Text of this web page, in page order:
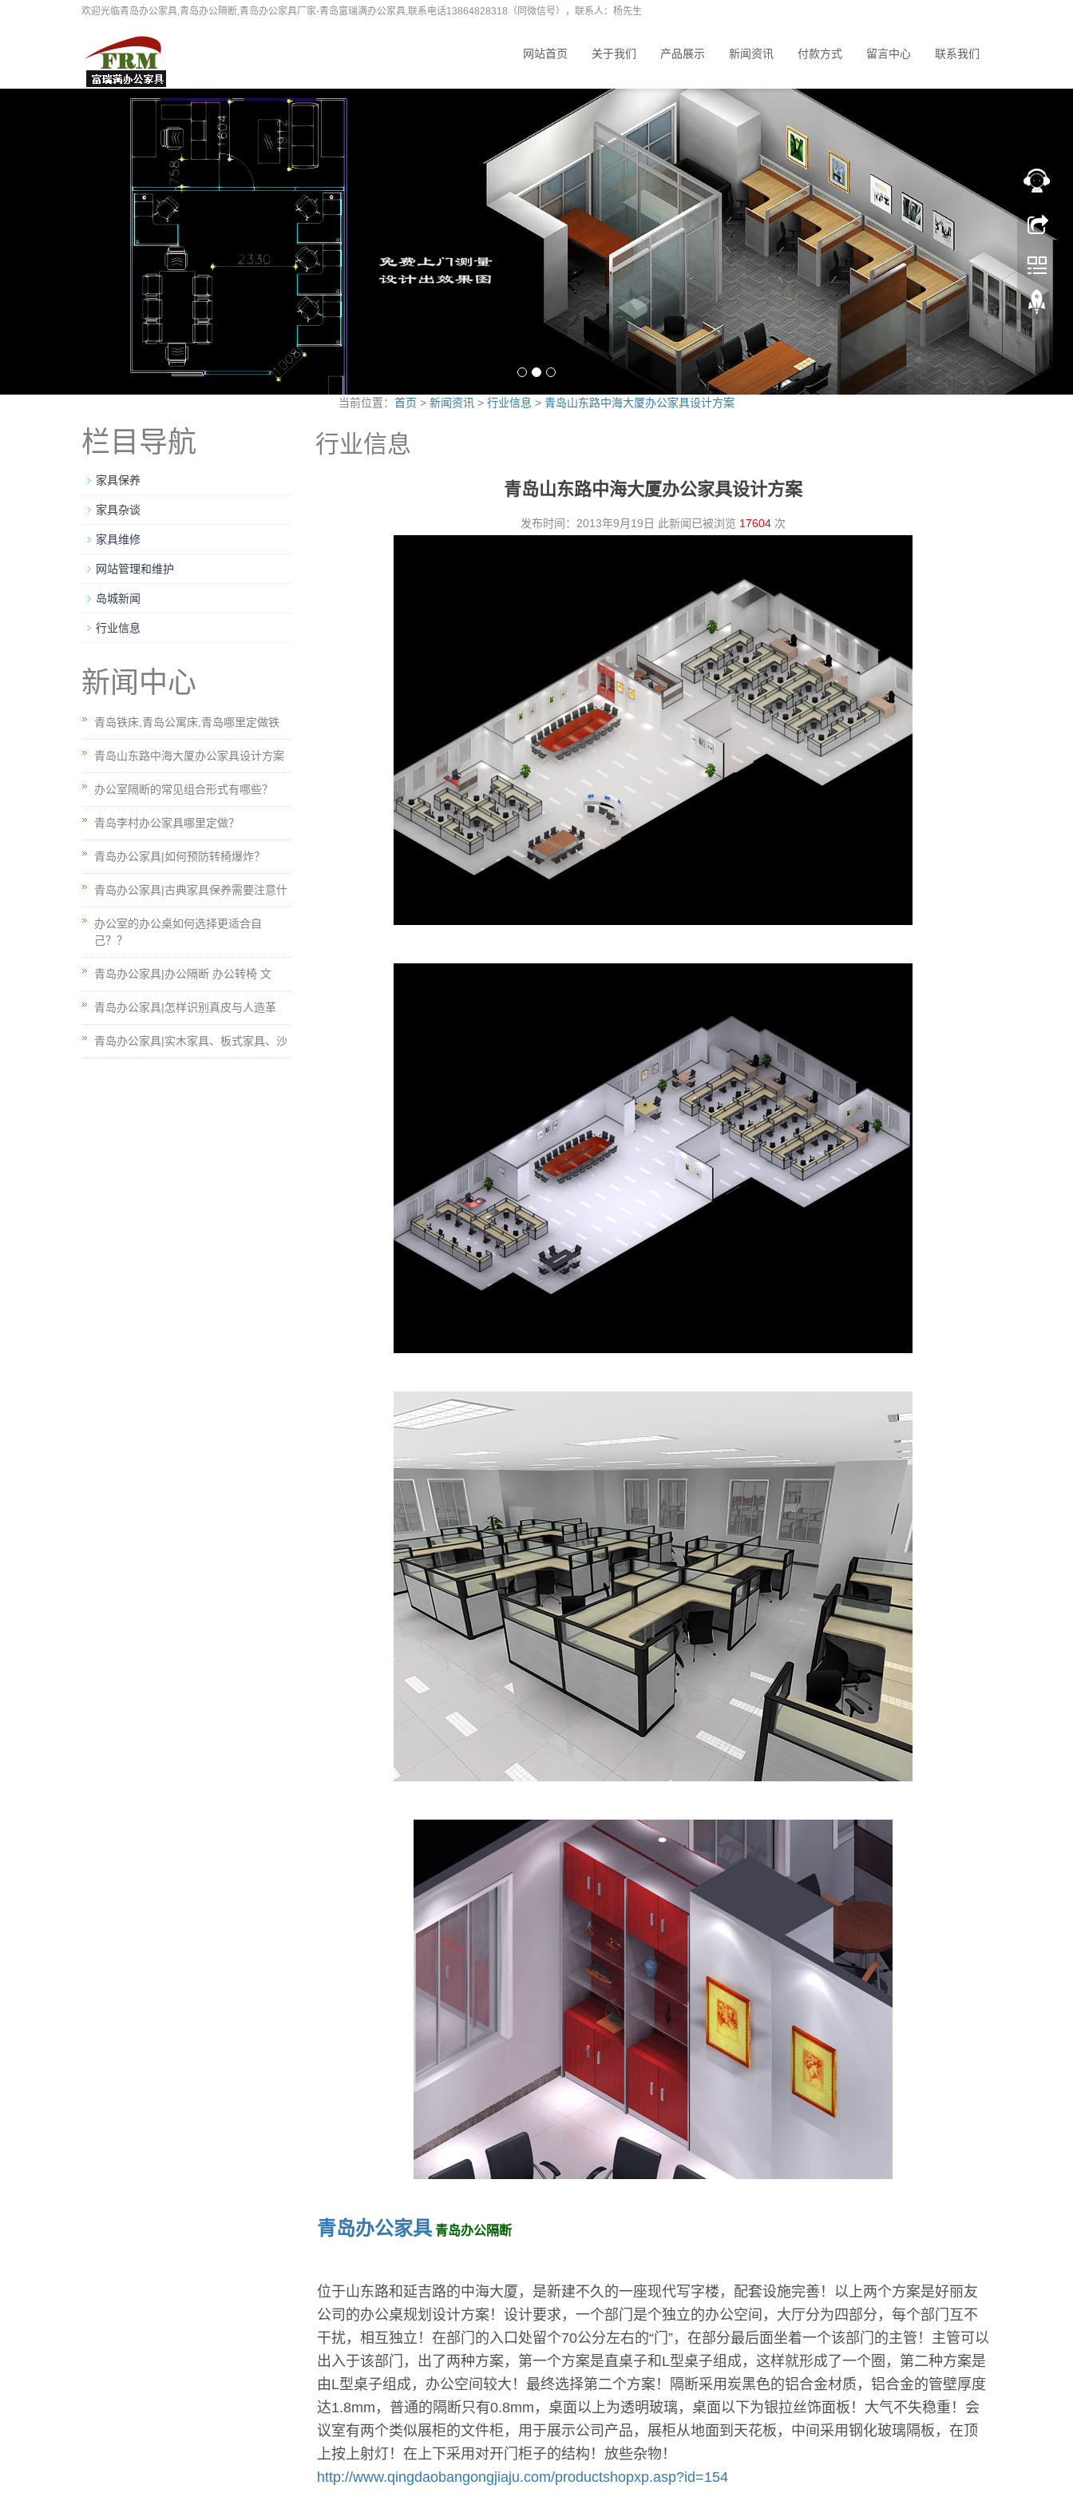
欢迎光临青岛办公家具,青岛办公隔断,青岛办公家具厂家-青岛富瑞满办公家具,联系电话13864828318（同微信号），联系人：杨先生
网站首页 关于我们 产品展示 新闻资讯 付款方式 留言中心 联系我们
当前位置： 首页 > 新闻资讯 > 行业信息 > 青岛山东路中海大厦办公家具设计方案
行业信息
青岛山东路中海大厦办公家具设计方案
发布时间：2013年9月19日 此新闻已被浏览 17604 次
青岛办公家具 青岛办公隔断
位于山东路和延吉路的中海大厦，是新建不久的一座现代写字楼，配套设施完善！以上两个方案是好丽友
公司的办公桌规划设计方案！设计要求，一个部门是个独立的办公空间，大厅分为四部分，每个部门互不
干扰，相互独立！在部门的入口处留个70公分左右的“门”，在部分最后面坐着一个该部门的主管！主管可以
出入于该部门，出了两种方案，第一个方案是直桌子和L型桌子组成，这样就形成了一个圈，第二种方案是
由L型桌子组成，办公空间较大！最终选择第二个方案！隔断采用炭黑色的铝合金材质，铝合金的管壁厚度
达1.8mm，普通的隔断只有0.8mm，桌面以上为透明玻璃，桌面以下为银拉丝饰面板！大气不失稳重！会
议室有两个类似展柜的文件柜，用于展示公司产品，展柜从地面到天花板，中间采用钢化玻璃隔板，在顶
上按上射灯！在上下采用对开门柜子的结构！放些杂物！
http://www.qingdaobangongjiaju.com/productshopxp.asp?id=154
栏目导航
家具保养
家具杂谈
家具维修
网站管理和维护
岛城新闻
行业信息
新闻中心
青岛铁床,青岛公寓床,青岛哪里定做铁
青岛山东路中海大厦办公家具设计方案
办公室隔断的常见组合形式有哪些？
青岛李村办公家具哪里定做？
青岛办公家具|如何预防转椅爆炸？
青岛办公家具|古典家具保养需要注意什
办公室的办公桌如何选择更适合自
己？？
青岛办公家具|办公隔断 办公转椅 文
青岛办公家具|怎样识别真皮与人造革
青岛办公家具|实木家具、板式家具、沙